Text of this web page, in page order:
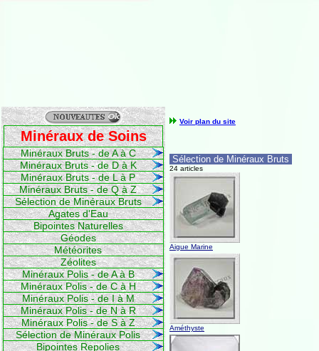
Minéraux de Soins
Minéraux Bruts - de A à C
Minéraux Bruts - de D à K
Minéraux Bruts - de L à P
Minéraux Bruts - de Q à Z
Sélection de Minéraux Bruts
Agates d'Eau
Bipointes Naturelles
Géodes
Météorites
Zéolites
Minéraux Polis - de A à B
Minéraux Polis - de C à H
Minéraux Polis - de I à M
Minéraux Polis - de N à R
Minéraux Polis - de S à Z
Sélection de Minéraux Polis
Bipointes Repolies
Voir plan du site
Sélection de Minéraux Bruts
24 articles
Aigue Marine
Améthyste